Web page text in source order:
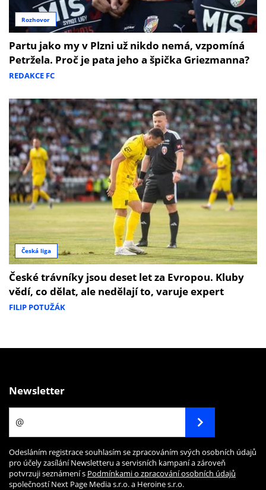
Rozhovor
Partu jako my v Plzni už nikdo nemá, vzpomíná
Petržela. Proč je pata jeho a špička Griezmanna?
REDAKCE FC
Česká liga
České trávníky jsou deset let za Evropou. Kluby
vědí, co dělat, ale nedělají to, varuje expert
FILIP POTUŽÁK
Newsletter
Odesláním registrace souhlasím se zpracováním svých osobních údajů
pro účely zasílání Newsletteru a servisních kampaní a zároveň
potvrzuji seznámení s Podmínkami o zpracování osobních údajů
společností Next Page Media s.r.o. a Heroine s.r.o.